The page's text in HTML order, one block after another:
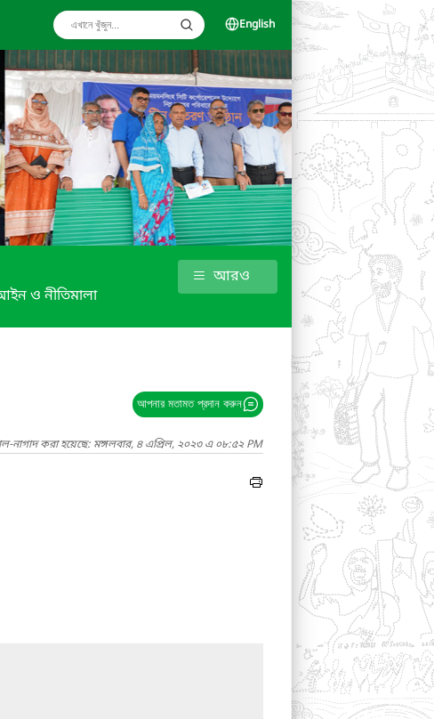
English
ও নীতিমালা
আরও
আপনার মতামত প্রদান করুন
নাগাদ করা হয়েছে: মঙ্গলবার, ৪ এপ্রিল, ২০২৩ এ ০৮:৫২ PM